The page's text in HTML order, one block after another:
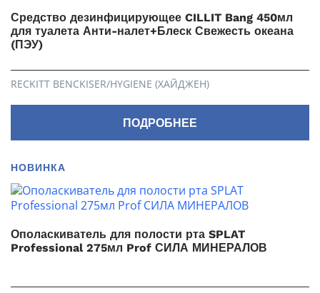
Средство дезинфицирующее CILLIT Bang 450мл
для туалета Анти-налет+Блеск Свежесть океана
(ПЭУ)
RECKITT BENCKISER/HYGIENE (ХАЙДЖЕН)
ПОДРОБНЕЕ
НОВИНКА
Ополаскиватель для полости рта SPLAT
Professional 275мл Prof СИЛА МИНЕРАЛОВ